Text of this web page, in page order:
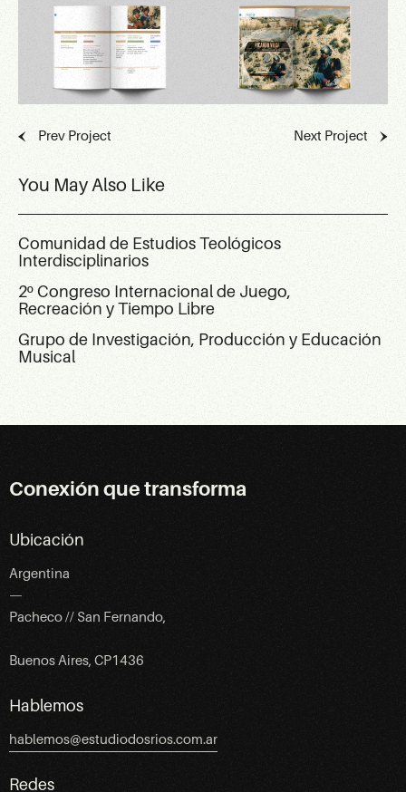
Prev Project Next Project
You May Also Like
Comunidad de Estudios Teológicos
Interdisciplinarios
2º Congreso Internacional de Juego,
Recreación y Tiempo Libre
Grupo de Investigación, Producción y Educación
Musical
Conexión que transforma
Ubicación
Argentina
—
Pacheco // San Fernando,
Buenos Aires, CP1436
Hablemos
hablemos@estudiodosrios.com.ar
Redes